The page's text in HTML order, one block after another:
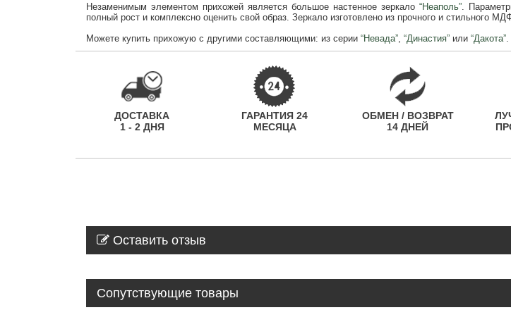
Незаменимым элементом прихожей является большое настенное зеркало “Неаполь”.
полный рост и комплексно оценить свой образ. Зеркало изготовлено из прочного и стильного
Можете купить прихожую с другими составляющими: из серии “Невада”, “Династия” или “Дакота”.
ДОСТАВКА
1 - 2 ДНЯ
ГАРАНТИЯ 24
МЕСЯЦА
ОБМЕН / ВОЗВРАТ
14 ДНЕЙ
Оставить отзыв
Сопутствующие товары